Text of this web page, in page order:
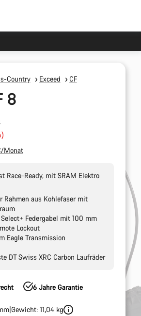
Country Exceed CF
8
Monat
Race-Ready, mit SRAM Elektro
Rahmen aus Kohlefaser mit
Select+ Federgabel mit 100 mm
Lockout
Eagle Transmission
DT Swiss XRC Carbon Laufräder
6 Jahre Garantie
Gewicht: 11,04 kg